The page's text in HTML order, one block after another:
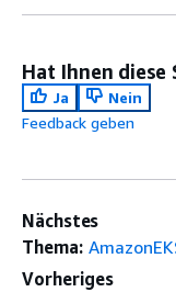
Hat Ihnen diese
Ja
Nein
Feedback geben
Nächstes
Thema:
Vorheriges